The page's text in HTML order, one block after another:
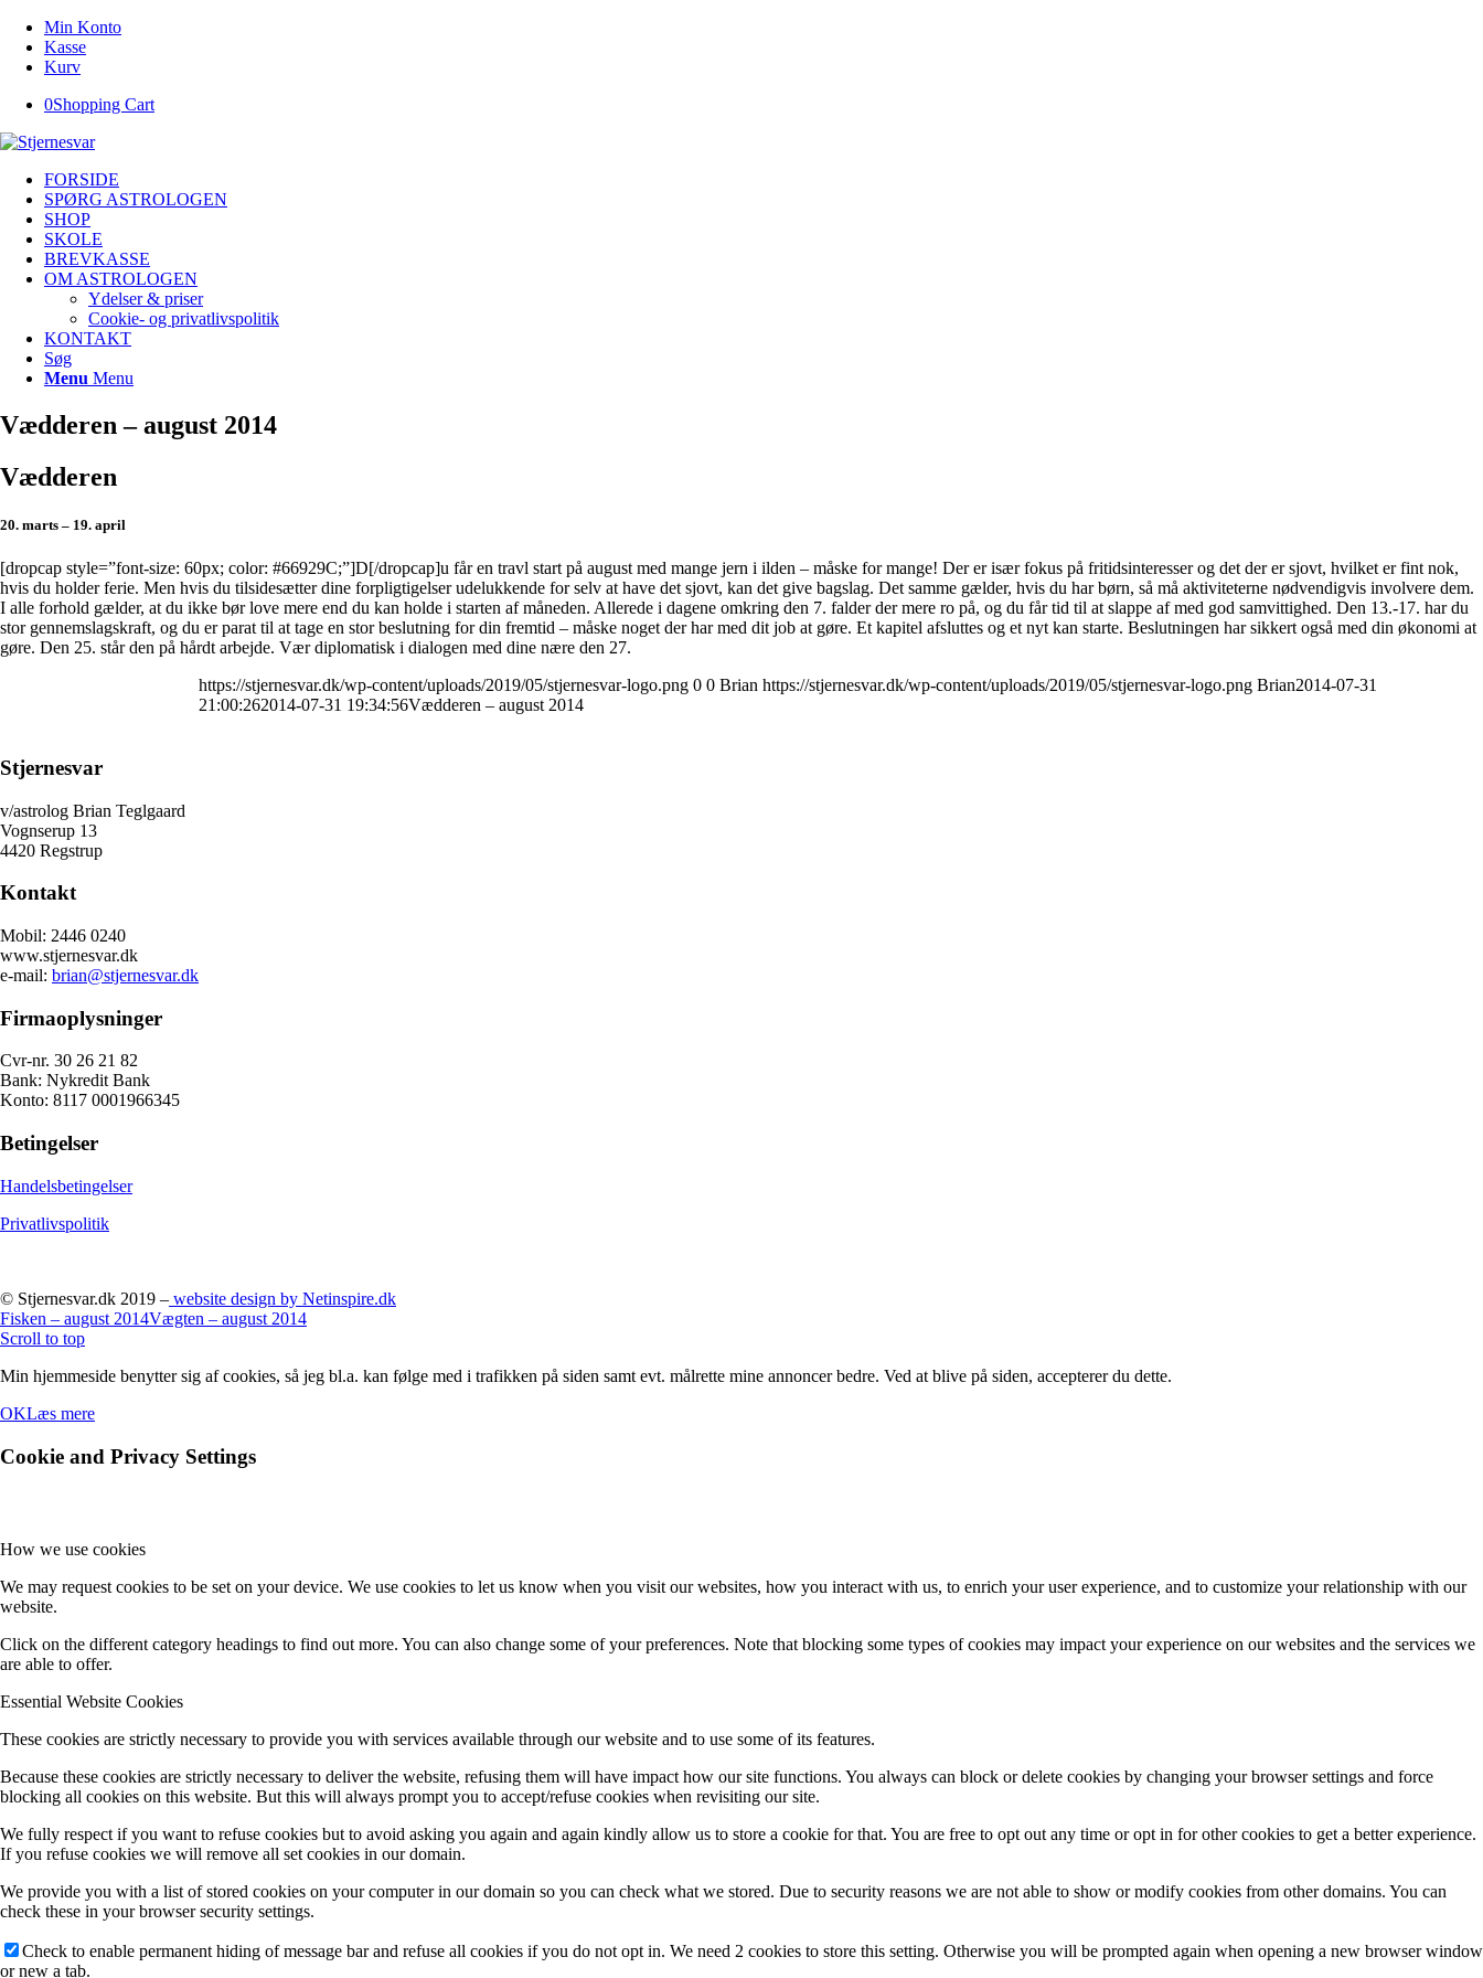
Min Konto
Kasse
Kurv
0Shopping Cart
FORSIDE
SPØRG ASTROLOGEN
SHOP
SKOLE
BREVKASSE
OM ASTROLOGEN
Ydelser & priser
Cookie- og privatlivspolitik
KONTAKT
Søg
Menu Menu
Vædderen – august 2014
Vædderen
20. marts – 19. april
[dropcap style=”font-size: 60px; color: #66929C;”]D[/dropcap]u får en travl start på august med mange jern i ilden – måske for mange! Der er især fokus på fritidsinteresser og det der er sjovt, hvilket er fint nok,
hvis du holder ferie. Men hvis du tilsidesætter dine forpligtigelser udelukkende for selv at have det sjovt, kan det give bagslag. Det samme gælder, hvis du har børn, så må aktiviteterne nødvendigvis involvere dem.
I alle forhold gælder, at du ikke bør love mere end du kan holde i starten af måneden. Allerede i dagene omkring den 7. falder der mere ro på, og du får tid til at slappe af med god samvittighed. Den 13.-17. har du
stor gennemslagskraft, og du er parat til at tage en stor beslutning for din fremtid – måske noget der har med dit job at gøre. Et kapitel afsluttes og et nyt kan starte. Beslutningen har sikkert også med din økonomi at
gøre. Den 25. står den på hårdt arbejde. Vær diplomatisk i dialogen med dine nære den 27.
https://stjernesvar.dk/wp-content/uploads/2019/05/stjernesvar-logo.png 0 0 Brian https://stjernesvar.dk/wp-content/uploads/2019/05/stjernesvar-logo.png Brian2014-07-31
21:00:262014-07-31 19:34:56Vædderen – august 2014
Stjernesvar
v/astrolog Brian Teglgaard
Vognserup 13
4420 Regstrup
Kontakt
Mobil: 2446 0240
www.stjernesvar.dk
e-mail: brian@stjernesvar.dk
Firmaoplysninger
Cvr-nr. 30 26 21 82
Bank: Nykredit Bank
Konto: 8117 0001966345
Betingelser
Handelsbetingelser
Privatlivspolitik
© Stjernesvar.dk 2019 – website design by Netinspire.dk
Fisken – august 2014Vægten – august 2014
Scroll to top
Min hjemmeside benytter sig af cookies, så jeg bl.a. kan følge med i trafikken på siden samt evt. målrette mine annoncer bedre. Ved at blive på siden, accepterer du dette.
OKLæs mere
Cookie and Privacy Settings
How we use cookies
We may request cookies to be set on your device. We use cookies to let us know when you visit our websites, how you interact with us, to enrich your user experience, and to customize your relationship with our
website.
Click on the different category headings to find out more. You can also change some of your preferences. Note that blocking some types of cookies may impact your experience on our websites and the services we
are able to offer.
Essential Website Cookies
These cookies are strictly necessary to provide you with services available through our website and to use some of its features.
Because these cookies are strictly necessary to deliver the website, refusing them will have impact how our site functions. You always can block or delete cookies by changing your browser settings and force
blocking all cookies on this website. But this will always prompt you to accept/refuse cookies when revisiting our site.
We fully respect if you want to refuse cookies but to avoid asking you again and again kindly allow us to store a cookie for that. You are free to opt out any time or opt in for other cookies to get a better experience.
If you refuse cookies we will remove all set cookies in our domain.
We provide you with a list of stored cookies on your computer in our domain so you can check what we stored. Due to security reasons we are not able to show or modify cookies from other domains. You can
check these in your browser security settings.
Check to enable permanent hiding of message bar and refuse all cookies if you do not opt in. We need 2 cookies to store this setting. Otherwise you will be prompted again when opening a new browser window
or new a tab.